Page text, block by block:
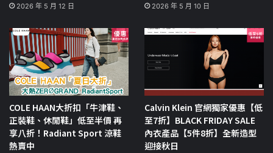
2026 年 5 月 12 日 2026 年 5 月 10 日
COLE HAAN大折扣「牛津鞋、
正裝鞋、休閒鞋」低至半價 再
享八折！Radiant Sport 涼鞋
熱賣中
Calvin Klein 官網獨家優惠【低
至7折】BLACK FRIDAY SALE
內衣產品【5件8折】全新造型
迎接秋日